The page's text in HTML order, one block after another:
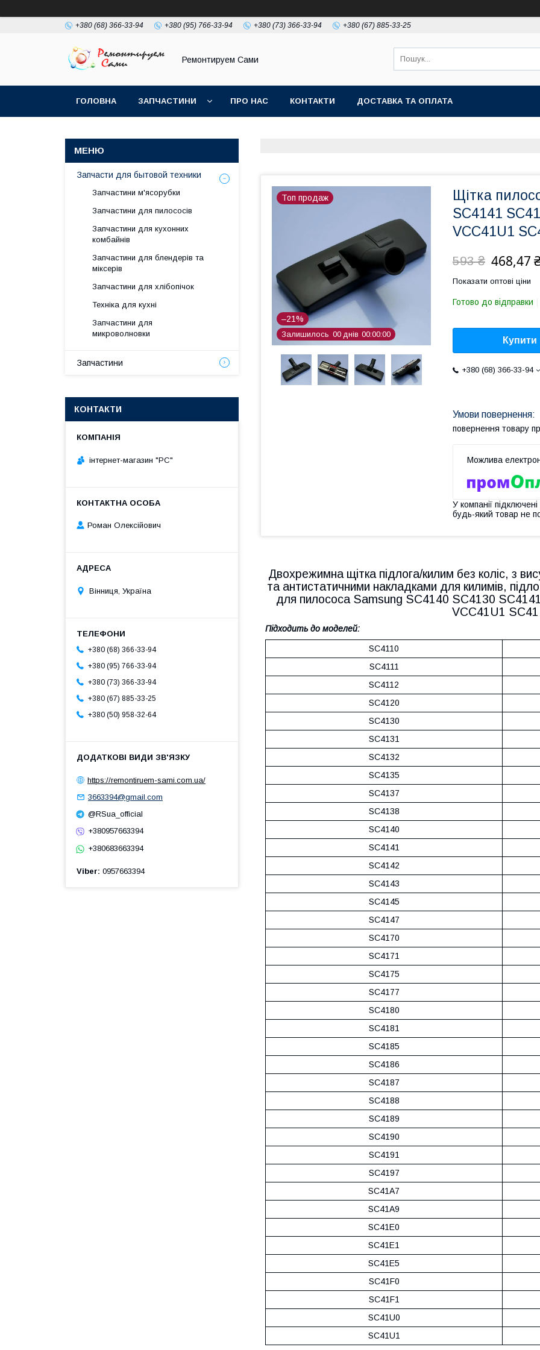
+380 (68) 366-33-94 +380 (95) 766-33-94 +380 (73) 366-33-94 +380 (67) 885-33-25
Ремонтируем Сами
ГОЛОВНА ЗАПЧАСТИНИ ПРО НАС КОНТАКТИ ДОСТАВКА ТА ОПЛАТА
Топ продаж
–21%
Залишилось 00 днів 00 00 00
Щітка
SC4141
VCC41U1
593 ₴ 468,47
Показати оптові ціни
Готово до відправки
Купити
+380 (68) 366-33-94
повернення товару
У компанії
будь-який товар не
Двохрежимна щітка підлога/килим без коліс, з
та антистатичними накладками для килимів,
для пилососа Samsung SC4140 SC4130
VCC41U1
Підходить до моделей:
SC4110
SC4111
SC4112
SC4120
SC4130
SC4131
SC4132
SC4135
SC4137
SC4138
SC4140
SC4141
SC4142
SC4143
SC4145
SC4147
SC4170
SC4171
SC4175
SC4177
SC4180
SC4181
SC4185
SC4186
SC4187
SC4188
SC4189
SC4190
SC4191
SC4197
SC41A7
SC41A9
SC41E0
SC41E1
SC41E5
SC41F0
SC41F1
SC41U0
SC41U1
Запчасти для бытовой техники
Запчастини м'ясорубки
Запчастини для пилососів
Запчастини для кухонних
комбайнів
Запчастини для блендерів та
міксерів
Запчастини для хлібопічок
Техніка для кухні
Запчастини для
микроволновки
Запчастини
КОНТАКТИ
інтернет-магазин "РС"
Роман Олексійович
Вінниця, Україна
+380 (68) 366-33-94
+380 (95) 766-33-94
+380 (73) 366-33-94
+380 (67) 885-33-25
+380 (50) 958-32-64
https://remontiruem-sami.com.ua/
3663394@gmail.com
@RSua_official
+380957663394
+380683663394
Viber 0957663394